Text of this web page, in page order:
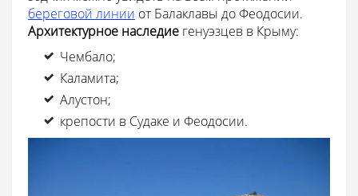
береговой линии от Балаклавы до Феодосии.
Архитектурное наследие генуэзцев в Крыму:
Чембало;
Каламита;
Алустон;
крепости в Судаке и Феодосии.